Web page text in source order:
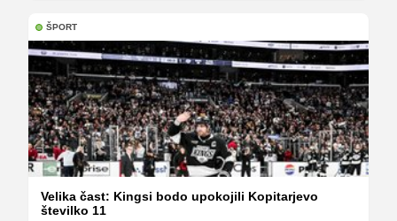
ŠPORT
Velika čast: Kingsi bodo upokojili Kopitarjevo
številko 11